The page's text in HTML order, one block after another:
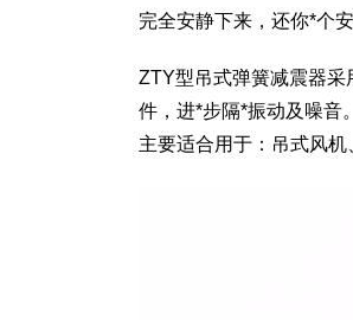
完全安静下来，还你*个
ZTY型吊式弹簧减震器
件，进*步隔*振动及噪音
主要适合用于：吊式风